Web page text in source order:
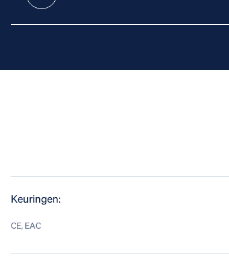
Keuringen:
CE, EAC